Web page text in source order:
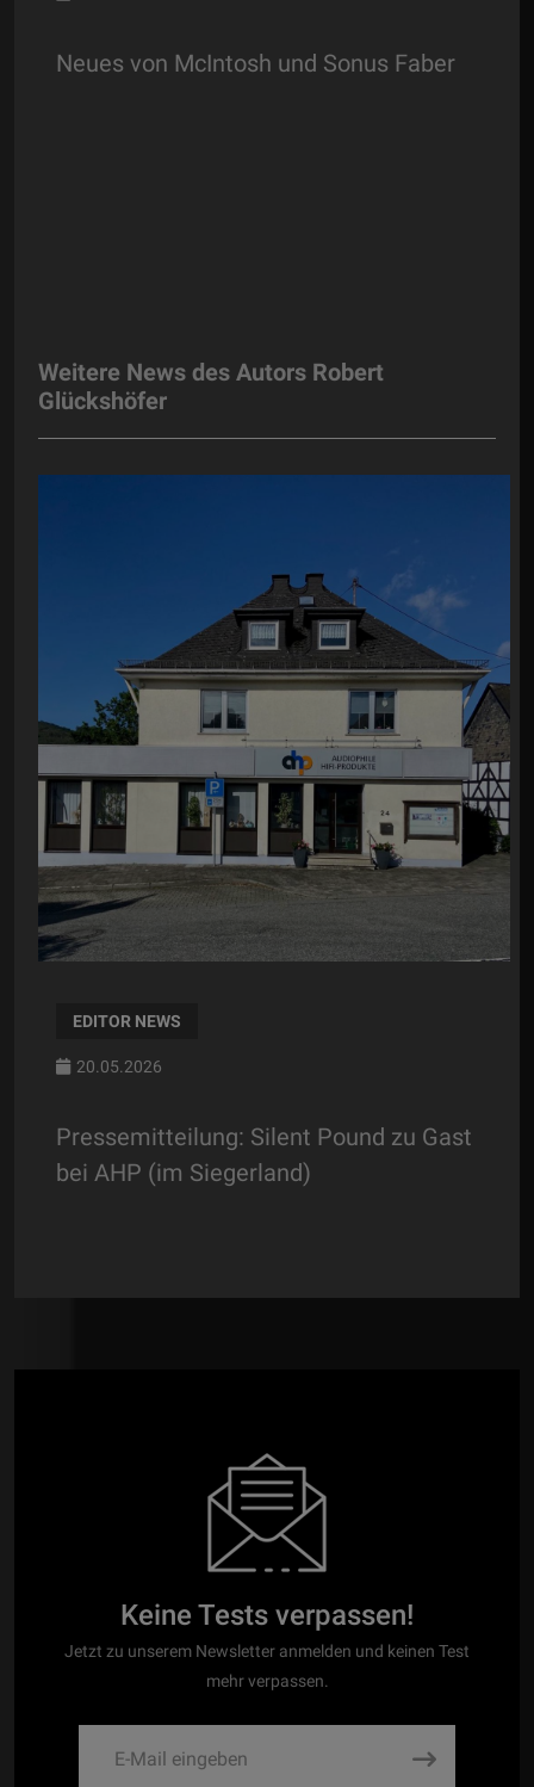
Neues von McIntosh und Sonus Faber
Weitere News des Autors Robert
Glückshöfer
EDITOR NEWS
20.05.2026
Pressemitteilung: Silent Pound zu Gast
bei AHP (im Siegerland)
Keine Tests verpassen!
Jetzt zu unserem Newsletter anmelden und keinen Test
mehr verpassen.